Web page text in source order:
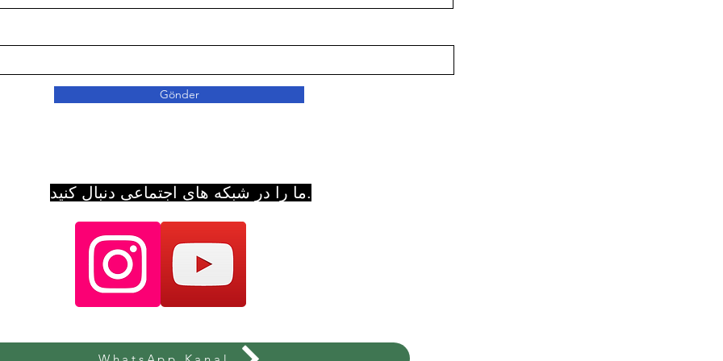
Gönder
ما را در شبکه های اجتماعی دنبال کنید.